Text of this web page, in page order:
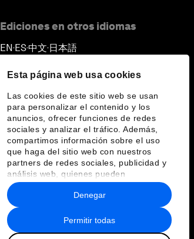
Esta página web usa cookies
Las cookies de este sitio web se usan
para personalizar el contenido y los
anuncios, ofrecer funciones de redes
sociales y analizar el tráfico. Además,
compartimos información sobre el uso
que haga del sitio web con nuestros
partners de redes sociales, publicidad y
análisis web, quienes pueden
combinarla con otra información que les
haya proporcionado o que hayan
recopilado a partir del uso que haya
hecho de sus servicios.
Permitir todas
Denegar
Ediciones en otros idiomas
EN ▪ ES▪中文▪ 日本語